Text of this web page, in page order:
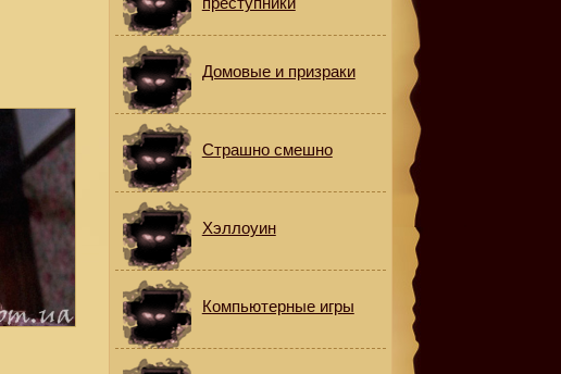
Домовые и призраки
Страшно смешно
Хэллоуин
Компьютерные игры